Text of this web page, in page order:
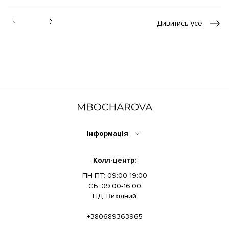
Дивитись усе
Інформація
Колл-центр:
ПН-ПТ: 09:00-19:00
СБ: 09:00-16:00
НД: Вихідний
+380689363965